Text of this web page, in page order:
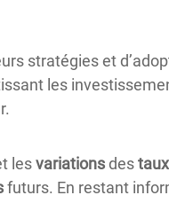
stratégies et
les
lesvariations destaux
futurs. En restant